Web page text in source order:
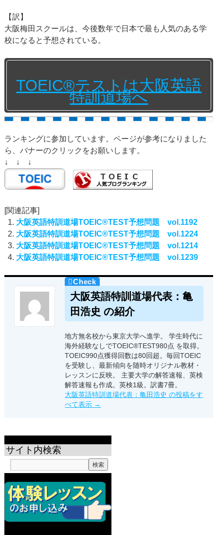
【訳】
大阪梅田スクールは、今後数年で日本で最も人気のある学
校になると予想されている。
TOEIC®テストは大阪英語
特訓道場へ
ランキングに参加しています。ページが参考になりました
ら、バナーのクリックをお願いします。
↓ ↓ ↓
[関連記事]
大阪英語特訓道場TOEIC®TEST予想問題 vol.1192
大阪英語特訓道場TOEIC®TEST予想問題 vol.1224
大阪英語特訓道場TOEIC®TEST予想問題 vol.1214
大阪英語特訓道場TOEIC®TEST予想問題 vol.1239
大阪英語特訓道場代表：亀
田浩史 の紹介
地方無名校から東京大学へ進学。 学生時代に
海外経験なしでTOEIC®TEST980点 を取得。
TOEIC990点獲得回数は80回超。毎回TOEIC
を受験し、最新傾向を随時オリジナル教材・
レッスンに反映。 主要大学の解答速報、英検
解答速報も作成。英検1級。訳書7冊。
大阪英語特訓道場代表：亀田浩史 の投稿をす
べて表示 →
サイト内検索